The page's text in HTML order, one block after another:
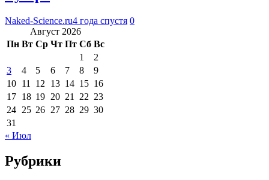
Naked-Science.ru4 года спустя 0
Август 2026
Пн Вт Ср Чт Пт Сб Вс
1
2
3
4 5 6 7 8
9
10 11 12 13 14 15 16
17 18 19 20 21 22 23
24 25 26 27 28 29 30
31
« Июл
Рубрики